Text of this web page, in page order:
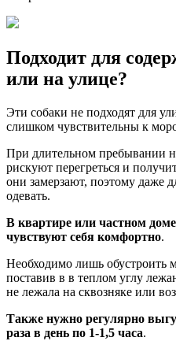
Подходит для
или на улице?
Эти собаки не подходят для
слишком чувствительны к
При длительном пребывании
рискуют перегреться и
они замерзают, поэтому даже
одевать.
В квартире или частном
чувствуют себя комфортно.
Необходимо лишь обустроить
поставив в в теплом углу
не лежала на сквозняке или
Также нужно регулярно
раза в день по 1-1,5 часа.